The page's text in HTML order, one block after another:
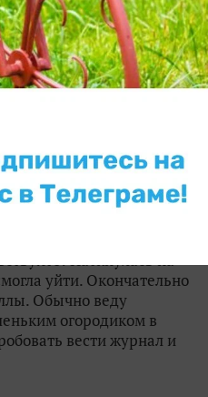
про мою
в личный журнал
с
лет 22
Наткнулась на
уйти. Окончательно
Обычно веду
огородиком в
вести журнал и